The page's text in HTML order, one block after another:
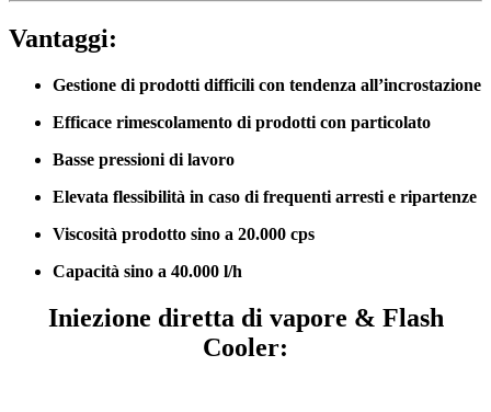
Vantaggi:
Gestione di prodotti difficili con tendenza all’incrostazione
Efficace rimescolamento di prodotti con particolato
Basse pressioni di lavoro
Elevata flessibilità in caso di frequenti arresti e ripartenze
Viscosità prodotto sino a 20.000 cps
Capacità sino a 40.000 l/h
Iniezione diretta di vapore & Flash
Cooler: